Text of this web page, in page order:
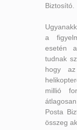
Biztosító.
a
esetén
tudnak
hogy
millió
Posta
összeg